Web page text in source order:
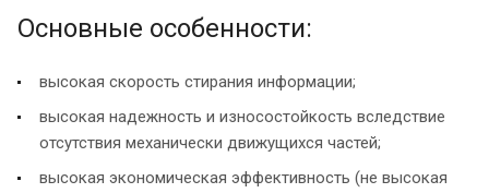
Основные особенности:
высокая скорость стирания информации;
высокая надежность и износостойкость вследствие
отсутствия механически движущихся частей;
высокая экономическая эффективность (не высокая